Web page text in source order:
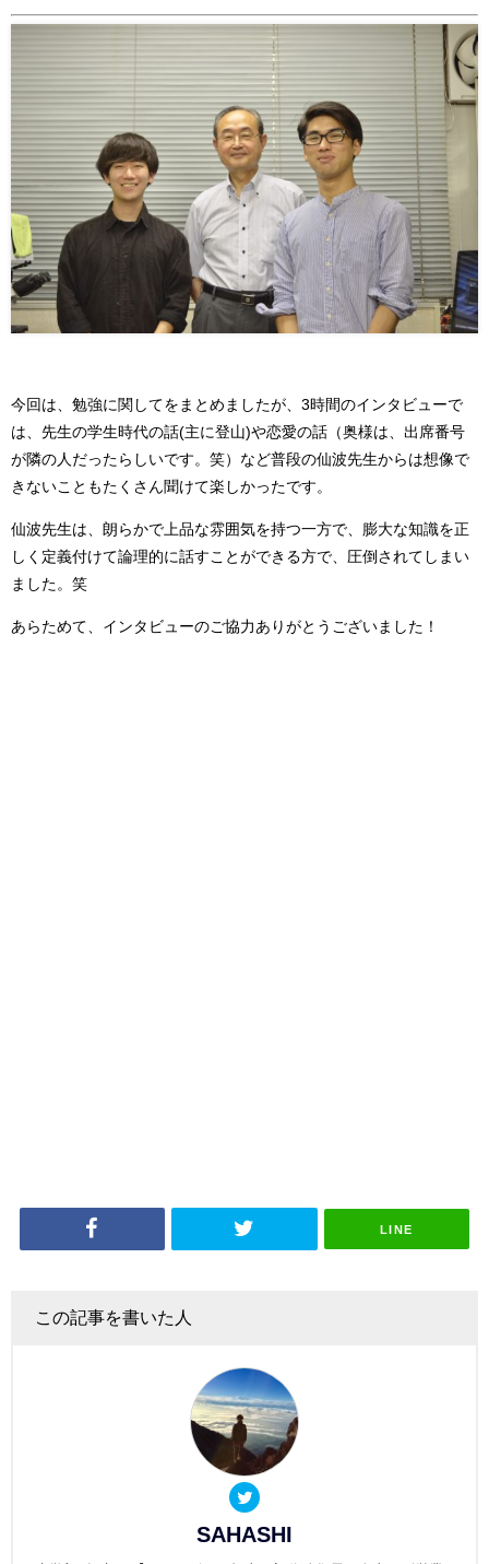
今回は、勉強に関してをまとめましたが、3時間のインタビューで
は、先生の学生時代の話(主に登山)や恋愛の話（奥様は、出席番号
が隣の人だったらしいです。笑）など普段の仙波先生からは想像で
きないこともたくさん聞けて楽しかったです。
仙波先生は、朗らかで上品な雰囲気を持つ一方で、膨大な知識を正
しく定義付けて論理的に話すことができる方で、圧倒されてしまい
ました。笑
あらためて、インタビューのご協力ありがとうございました！
LINE
この記事を書いた人
SAHASHI